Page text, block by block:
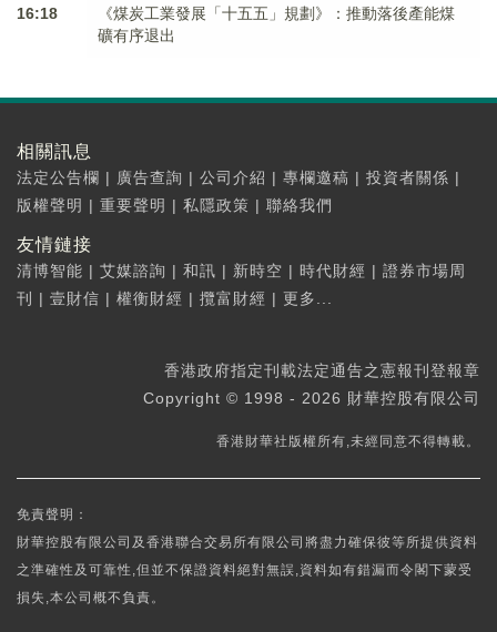
16:18
《煤炭工業發展「十五五」規劃》：推動落後產能煤
礦有序退出
相關訊息
法定公告欄 | 廣告查詢 | 公司介紹 | 專欄邀稿 | 投資者關係 |
版權聲明 | 重要聲明 | 私隱政策 | 聯絡我們
友情鏈接
清博智能 | 艾媒諮詢 | 和訊 | 新時空 | 時代財經 | 證券市場周
刊
| 壹財信 | 權衡財經 | 攬富財經 | 更多...
香港政府指定刊載法定通告之憲報刊登報章
Copyright © 1998 - 2026 財華控股有限公司
香港財華社版權所有,未經同意不得轉載。
免責聲明：
財華控股有限公司及香港聯合交易所有限公司將盡力確保彼等所提供資料
之準確性及可靠性,但並不保證資料絕對無誤,資料如有錯漏而令閣下蒙受
損失,本公司概不負責。